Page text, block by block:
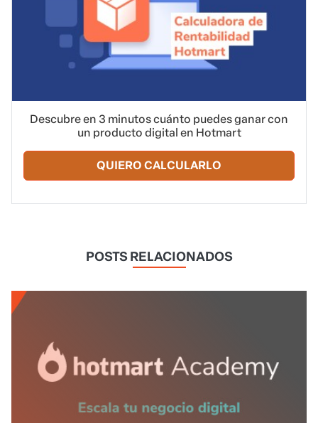
Descubre en 3 minutos cuánto puedes ganar con
un producto digital en Hotmart
QUIERO CALCULARLO
POSTS RELACIONADOS